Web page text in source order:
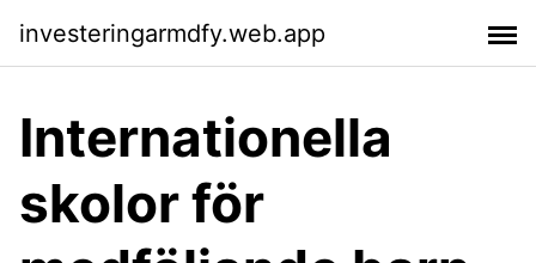
investeringarmdfy.web.app
Internationella
skolor för